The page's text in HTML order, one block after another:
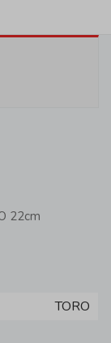
22cm
TORO